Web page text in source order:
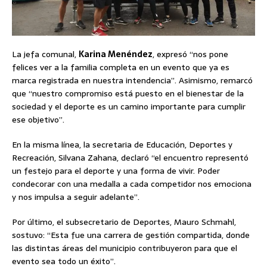
La jefa comunal, Karina Menéndez, expresó “nos pone
felices ver a la familia completa en un evento que ya es
marca registrada en nuestra intendencia”. Asimismo, remarcó
que “nuestro compromiso está puesto en el bienestar de la
sociedad y el deporte es un camino importante para cumplir
ese objetivo”.
En la misma línea, la secretaria de Educación, Deportes y
Recreación, Silvana Zahana, declaró “el encuentro representó
un festejo para el deporte y una forma de vivir. Poder
condecorar con una medalla a cada competidor nos emociona
y nos impulsa a seguir adelante”.
Por último, el subsecretario de Deportes, Mauro Schmahl,
sostuvo: “Esta fue una carrera de gestión compartida, donde
las distintas áreas del municipio contribuyeron para que el
evento sea todo un éxito”.